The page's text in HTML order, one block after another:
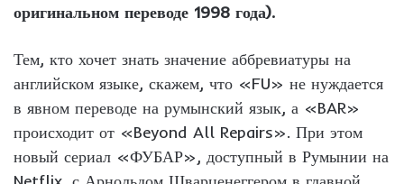
оригинальном переводе 1998 года).
Тем, кто хочет знать значение аббревиатуры на
английском языке, скажем, что «FU» не нуждается
в явном переводе на румынский язык, а «BAR»
происходит от «Beyond All Repairs». При этом
новый сериал «ФУБАР», доступный в Румынии на